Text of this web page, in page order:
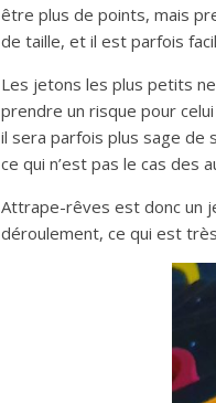
être plus de points, mais
de taille, et il est parfois
Les jetons les plus petits
prendre un risque pour
il sera parfois plus sage de
ce qui n’est pas le cas des
Attrape-rêves est donc un
déroulement, ce qui est